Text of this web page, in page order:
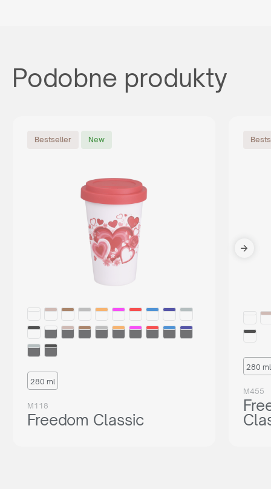
Podobne produkty
Bestseller New
280 ml
M118
Freedom Classic
280 ml
M455